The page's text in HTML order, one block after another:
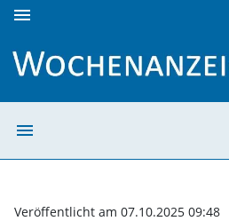
menu
menu
Veröffentlicht am 07.10.2025 09:48